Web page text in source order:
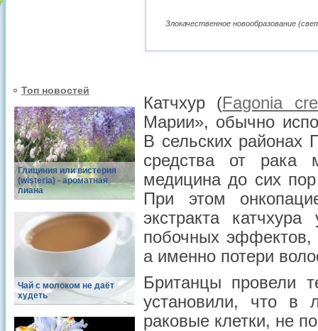
Топ новостей
Глициния или вистерия
(wisteria) - ароматная
лиана
Чай с молоком не даёт
худеть
Злокачественное новообразование
Катчхур (Fagonia
Марии», обычно
В сельских районах
средства от рака
медицина до сих
При этом
экстракта
побочных эффектов,
а именно потери
Британцы провели
установили, что в
раковые клетки, не